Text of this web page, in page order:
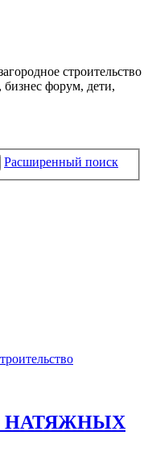
строительство
бизнес форум, дети,
Расширенный поиск